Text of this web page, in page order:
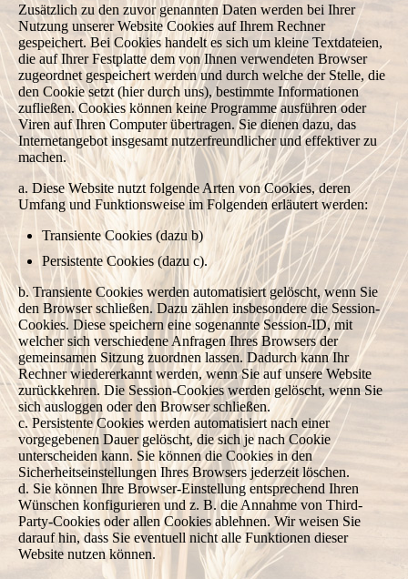
Zusätzlich zu den zuvor genannten Daten werden bei Ihrer
Nutzung unserer Website Cookies auf Ihrem Rechner
gespeichert. Bei Cookies handelt es sich um kleine Textdateien,
die auf Ihrer Festplatte dem von Ihnen verwendeten Browser
zugeordnet gespeichert werden und durch welche der Stelle, die
den Cookie setzt (hier durch uns), bestimmte Informationen
zufließen. Cookies können keine Programme ausführen oder
Viren auf Ihren Computer übertragen. Sie dienen dazu, das
Internetangebot insgesamt nutzerfreundlicher und effektiver zu
machen.
a. Diese Website nutzt folgende Arten von Cookies, deren
Umfang und Funktionsweise im Folgenden erläutert werden:
Transiente Cookies (dazu b)
Persistente Cookies (dazu c).
b. Transiente Cookies werden automatisiert gelöscht, wenn Sie
den Browser schließen. Dazu zählen insbesondere die Session-
Cookies. Diese speichern eine sogenannte Session-ID, mit
welcher sich verschiedene Anfragen Ihres Browsers der
gemeinsamen Sitzung zuordnen lassen. Dadurch kann Ihr
Rechner wiedererkannt werden, wenn Sie auf unsere Website
zurückkehren. Die Session-Cookies werden gelöscht, wenn Sie
sich ausloggen oder den Browser schließen.
c. Persistente Cookies werden automatisiert nach einer
vorgegebenen Dauer gelöscht, die sich je nach Cookie
unterscheiden kann. Sie können die Cookies in den
Sicherheitseinstellungen Ihres Browsers jederzeit löschen.
d. Sie können Ihre Browser-Einstellung entsprechend Ihren
Wünschen konfigurieren und z. B. die Annahme von Third-
Party-Cookies oder allen Cookies ablehnen. Wir weisen Sie
darauf hin, dass Sie eventuell nicht alle Funktionen dieser
Website nutzen können.